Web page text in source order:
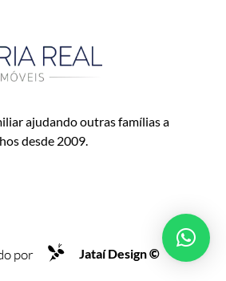
ajudando outras famílias a
desde 2009.
por Jataí Design©